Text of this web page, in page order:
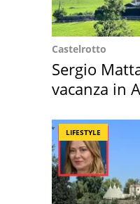
Castelrotto
Sergio
vacanza in
LIFESTYLE